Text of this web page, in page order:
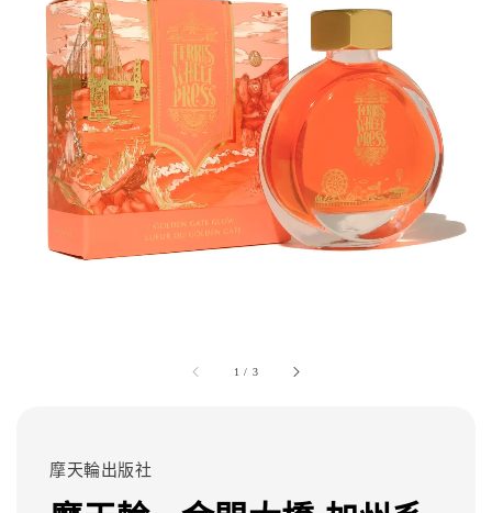
1 / 3
摩天輪出版社